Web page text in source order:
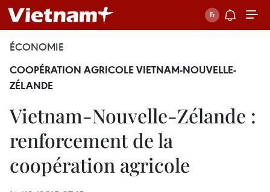
ÉCONOMIE
COOPÉRATION AGRICOLE VIETNAM-NOUVELLE-
ZÉLANDE
Vietnam-Nouvelle-Zélande :
renforcement de la
coopération agricole